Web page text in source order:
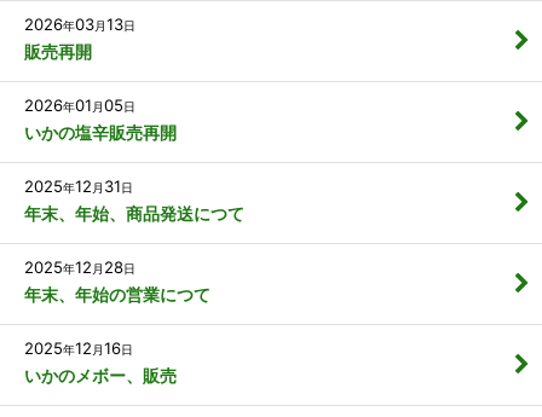
2026年03月13日
販売再開
2026年01 月05日
いかの塩辛販売再開
2025年12 月 31日
年末、年始、商品発送につて
2025年12 月 28日
年末、年始の営業につて
2025年12 月16日
いかのメボー、販売